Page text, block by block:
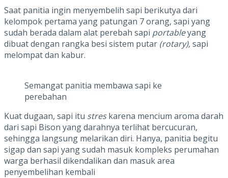
Saat panitia ingin menyembelih sapi berikutya dari
kelompok pertama yang patungan 7 orang, sapi yang
sudah berada dalam alat perebah sapi portableyang
dibuat dengan rangka besi sistem putar (rotary),sapi
melompat dan kabur.
Semangat panitia membawa sapi ke
perebahan
Kuat dugaan, sapi itu streskarena mencium aroma darah
dari sapi Bison yang darahnya terlihat bercucuran,
sehingga langsung melarikan diri. Hanya, panitia begitu
sigap dan sapi yang sudah masuk kompleks perumahan
warga berhasil dikendalikan dan masuk area
penyembelihan kembali